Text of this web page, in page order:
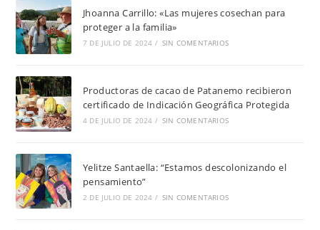
Jhoanna Carrillo: «Las mujeres cosechan para
proteger a la familia»
7 DE JULIO DE 2024 / SIN COMENTARIOS
Productoras de cacao de Patanemo recibieron
certificado de Indicación Geográfica Protegida
4 DE JULIO DE 2024 / SIN COMENTARIOS
Yelitze Santaella: “Estamos descolonizando el
pensamiento”
2 DE JULIO DE 2024 / SIN COMENTARIOS